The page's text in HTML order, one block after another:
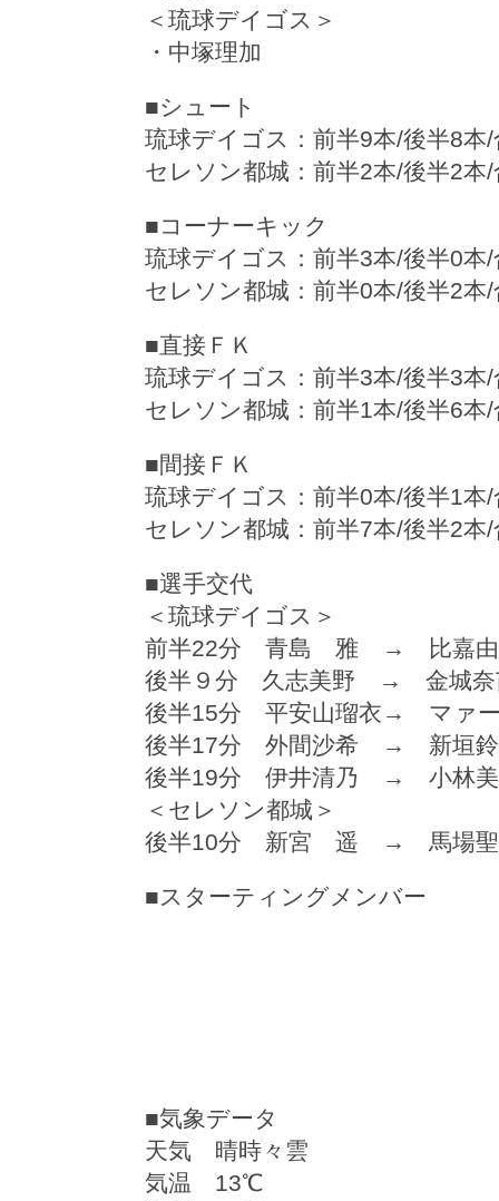
＜琉球デイゴス＞
・中塚理加
■シュート
琉球デイゴス：前半9本/後半8本
セレソン都城：前半2本/後半2本
■コーナーキック
琉球デイゴス：前半3本/後半0本/
セレソン都城：前半0本/後半2本
■直接ＦＫ
琉球デイゴス：前半3本/後半3本/
セレソン都城：前半1本/後半6本
■間接ＦＫ
琉球デイゴス：前半0本/後半1本/
セレソン都城：前半7本/後半2本
■選手交代
＜琉球デイゴス＞
前半22分 青島 雅 → 比嘉由
後半９分 久志美野 → 金城奈
後半15分 平安山瑠衣→ マァー
後半17分 外間沙希 → 新垣
後半19分 伊井清乃 → 小林
＜セレソン都城＞
後半10分 新宮 遥 → 馬場聖
■スターティングメンバー
■気象データ
天気 晴時々雲
気温 13℃